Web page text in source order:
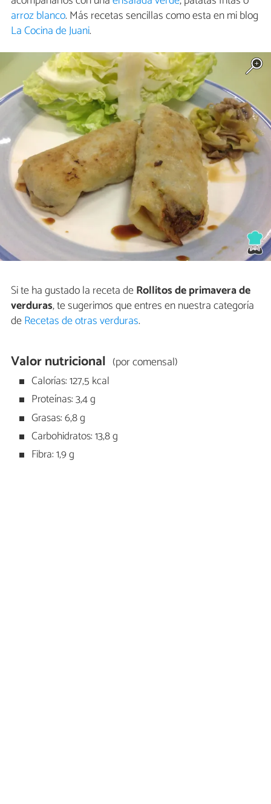
arroz blanco. Más recetas sencillas como esta en mi blog
La Cocina de Juani.
Si te ha gustado la receta deRollitos de primavera de
verduras, te sugerimos que entres en nuestra categoría
deRecetas de otras verduras.
Valor nutricional (por comensal)
Calorías: 127,5 kcal
Proteínas: 3,4 g
Grasas: 6,8 g
Carbohidratos: 13,8 g
Fibra: 1,9 g